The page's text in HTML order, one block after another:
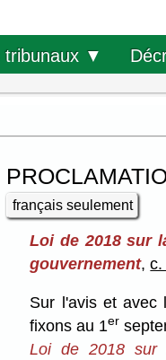
tribunaux ▼
français seulement
Loi de 2018 sur
gouvernement,
Sur l'avis et avec
fixons au 1er
Loi de 2018 sur